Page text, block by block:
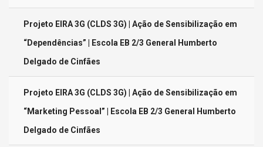
Projeto EIRA 3G (CLDS 3G) | Ação de Sensibilização em
“Dependências” | Escola EB 2/3 General Humberto
Delgado de Cinfães
Projeto EIRA 3G (CLDS 3G) | Ação de Sensibilização em
“Marketing Pessoal” | Escola EB 2/3 General Humberto
Delgado de Cinfães